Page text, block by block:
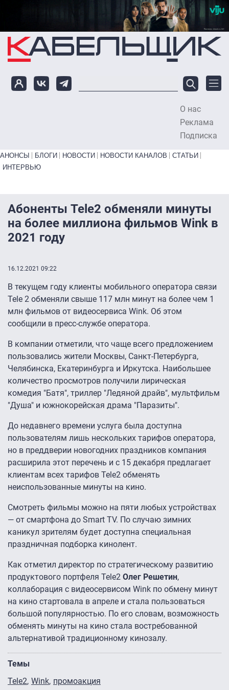
Перейти к основному содержанию
О нас
Реклама
Подписка
Primary links bottom
АНОНСЫ БЛОГИ НОВОСТИ НОВОСТИ КАНАЛОВ
СТАТЬИ
ИНТЕРВЬЮ
Абоненты Tele2 обменяли минуты
на более миллиона фильмов Wink в
2021 году
16.12.2021 09:22
В текущем году клиенты мобильного оператора связи
Tele 2 обменяли свыше 117 млн минут на более чем 1
млн фильмов от видеосервиса Wink. Об этом
сообщили в пресс-службе оператора.
В компании отметили, что чаще всего предложением
пользовались жители Москвы, Санкт-Петербурга,
Челябинска, Екатеринбурга и Иркутска. Наибольшее
количество просмотров получили лирическая
комедия "Батя", триллер "Ледяной драйв", мультфильм
"Душа" и южнокорейская драма "Паразиты".
До недавнего времени услуга была доступна
пользователям лишь нескольких тарифов оператора,
но в преддверии новогодних праздников компания
расширила этот перечень и с 15 декабря предлагает
клиентам всех тарифов Tele2 обменять
неиспользованные минуты на кино.
Смотреть фильмы можно на пяти любых устройствах
— от смартфона до Smart TV. По случаю зимних
каникул зрителям будет доступна специальная
праздничная подборка кинолент.
Как отметил директор по стратегическому развитию
продуктового портфеля Tele2 Олег Решетин,
коллаборация с видеосервисом Wink по обмену минут
на кино стартовала в апреле и стала пользоваться
большой популярностью. По его словам, возможность
обменять минуты на кино стала востребованной
альтернативой традиционному кинозалу.
Темы
Tele2 Wink промоакция